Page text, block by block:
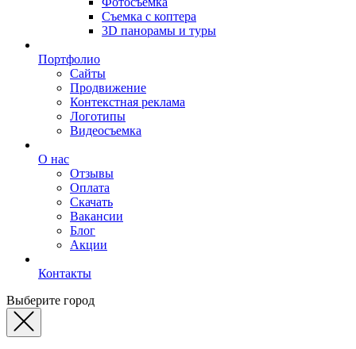
Съемка с коптера
3D панорамы и туры
Портфолио
Сайты
Продвижение
Контекстная реклама
Логотипы
Видеосъемка
О нас
Отзывы
Оплата
Скачать
Вакансии
Блог
Акции
Контакты
Выберите город